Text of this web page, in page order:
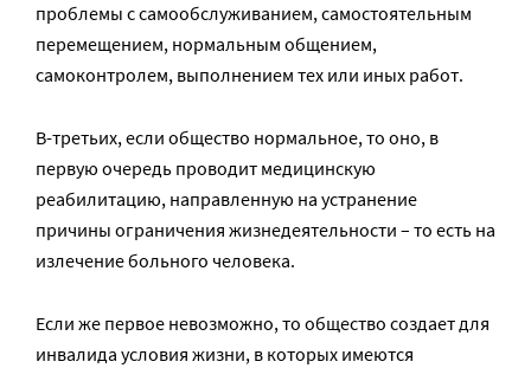
проблемы с самообслуживанием, самостоятельным
перемещением, нормальным общением,
самоконтролем, выполнением тех или иных работ.
В-третьих, если общество нормальное, то оно, в
первую очередь проводит медицинскую
реабилитацию, направленную на устранение
причины ограничения жизнедеятельности – то есть на
излечение больного человека.
Если же первое невозможно, то общество создает для
инвалида условия жизни, в которых имеются